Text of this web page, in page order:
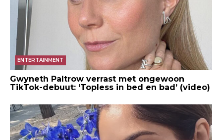
ENTERTAINMENT
Gwyneth Paltrow verrast met ongewoon
TikTok-debuut: ‘Topless in bed en bad’ (video)